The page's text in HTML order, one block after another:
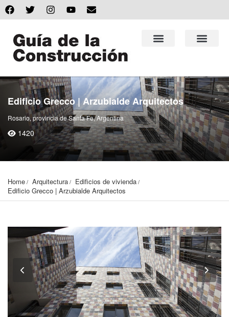
Edificio Grecco | Arzubialde Arquitectos
Rosario, provincia de Santa Fe, Argentina
1420
Home Arquitectura
Edificios de vivienda
Edificio Grecco | Arzubialde Arquitectos